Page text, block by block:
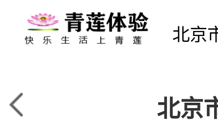
北京
北京